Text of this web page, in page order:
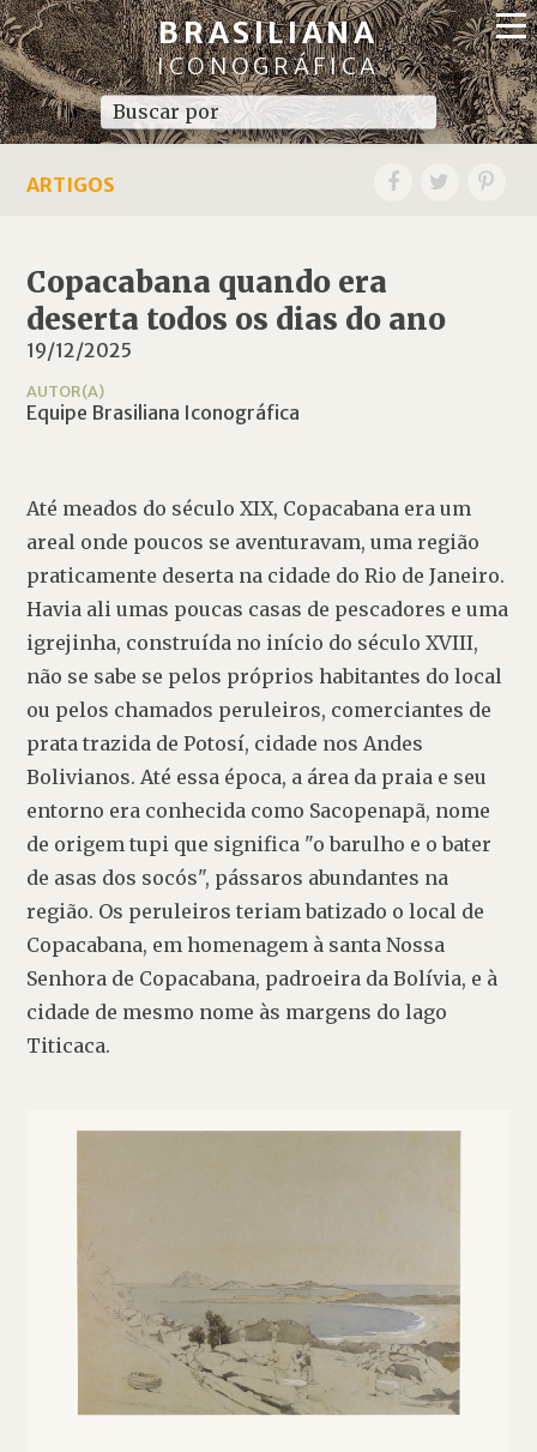
BRASILIANA
ICONOGRÁFICA
ARTIGOS
Copacabana quando era
deserta todos os dias do ano
19/12/2025
AUTOR(A)
Equipe Brasiliana Iconográfica
Até meados do século XIX, Copacabana era um
areal onde poucos se aventuravam, uma região
praticamente deserta na cidade do Rio de Janeiro.
Havia ali umas poucas casas de pescadores e uma
igrejinha, construída no início do século XVIII,
não se sabe se pelos próprios habitantes do local
ou pelos chamados peruleiros, comerciantes de
prata trazida de Potosí, cidade nos Andes
Bolivianos. Até essa época, a área da praia e seu
entorno era conhecida como Sacopenapã, nome
de origem tupi que significa "o barulho e o bater
de asas dos socós", pássaros abundantes na
região. Os peruleiros teriam batizado o local de
Copacabana, em homenagem à santa Nossa
Senhora de Copacabana, padroeira da Bolívia, e à
cidade de mesmo nome às margens do lago
Titicaca.